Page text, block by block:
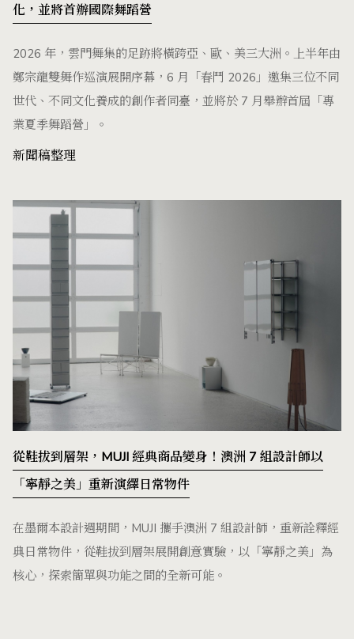
化，並將首辦國際舞蹈營
2026 年，雲門舞集的足跡將橫跨亞、歐、美三大洲。上半年由
鄭宗龍雙舞作巡演展開序幕，6 月「春鬥 2026」邀集三位不同
世代、不同文化養成的創作者同臺，並將於 7 月舉辦首屆「專
業夏季舞蹈營」。
新聞稿整理
從鞋拔到層架，MUJI 經典商品變身！澳洲 7 組設計師以
「寧靜之美」重新演繹日常物件
在墨爾本設計週期間，MUJI 攜手澳洲 7 組設計師，重新詮釋經
典日常物件，從鞋拔到層架展開創意實驗，以「寧靜之美」為
核心，探索簡單與功能之間的全新可能。